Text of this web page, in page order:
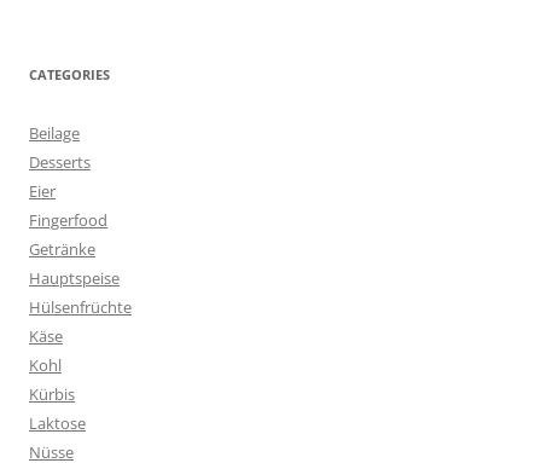
CATEGORIES
Beilage
Desserts
Eier
Fingerfood
Getränke
Hauptspeise
Hülsenfrüchte
Käse
Kohl
Kürbis
Laktose
Nüsse